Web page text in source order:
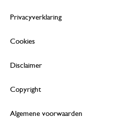
Privacyverklaring
Cookies
Disclaimer
Copyright
Algemene voorwaarden